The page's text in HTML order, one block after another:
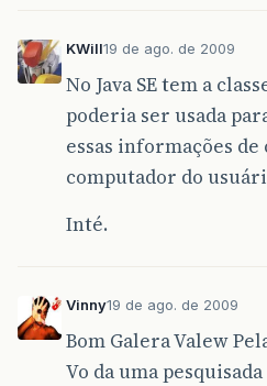
KWill19 de ago. de 2009
No Java SE tem a
poderia ser usada
essas informações
computador do
Inté.
Vinny19 de ago. de 2009
Bom Galera Valew
Vo da uma